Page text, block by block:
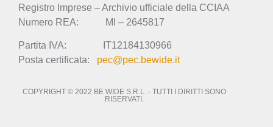
Registro Imprese – Archivio ufficiale della CCIAA
Numero REA: MI – 2645817
Partita IVA: IT12184130966
Posta certificata: pec@pec.bewide.it
COPYRIGHT © 2022 BE WIDE S.R.L. - TUTTI I DIRITTI SONO
RISERVATI.